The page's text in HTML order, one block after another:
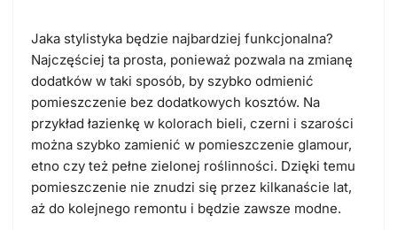
Jaka stylistyka będzie najbardziej funkcjonalna?
Najczęściej ta prosta, ponieważ pozwala na zmianę
dodatków w taki sposób, by szybko odmienić
pomieszczenie bez dodatkowych kosztów. Na
przykład łazienkę w kolorach bieli, czerni i szarości
można szybko zamienić w pomieszczenie glamour,
etno czy też pełne zielonej roślinności. Dzięki temu
pomieszczenie nie znudzi się przez kilkanaście lat,
aż do kolejnego remontu i będzie zawsze modne.